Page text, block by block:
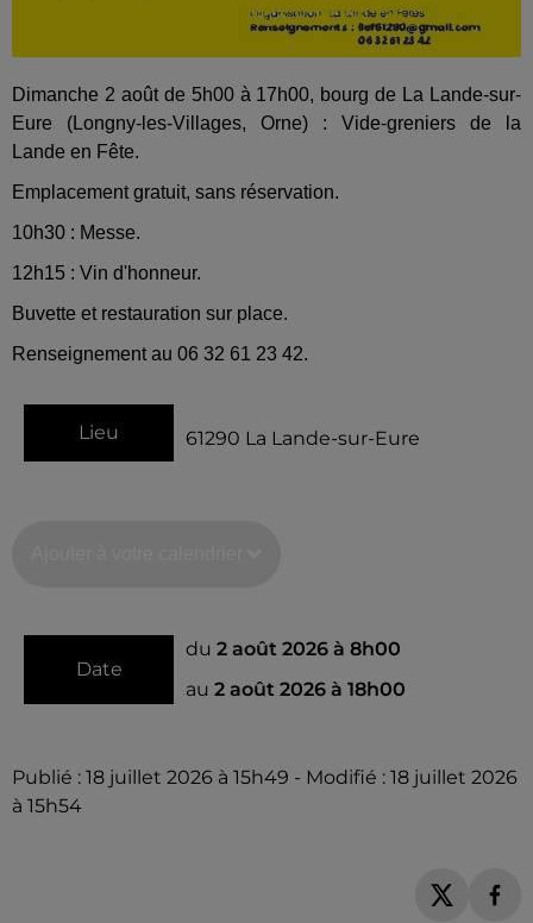
Dimanche 2 août de 5h00 à 17h00, bourg de La Lande-sur-
Eure (Longny-les-Villages, Orne) : Vide-greniers de la
Lande en Fête.
Emplacement gratuit, sans réservation.
10h30 : Messe.
12h15 : Vin d'honneur.
Buvette et restauration sur place.
Renseignement au 06 32 61 23 42.
Lieu 61290 La Lande-sur-Eure
Date
du 2 août 2026 à 8h00
au 2 août 2026 à 18h00
Publié : 18 juillet 2026 à 15h49 - Modifié : 18 juillet 2026
à 15h54